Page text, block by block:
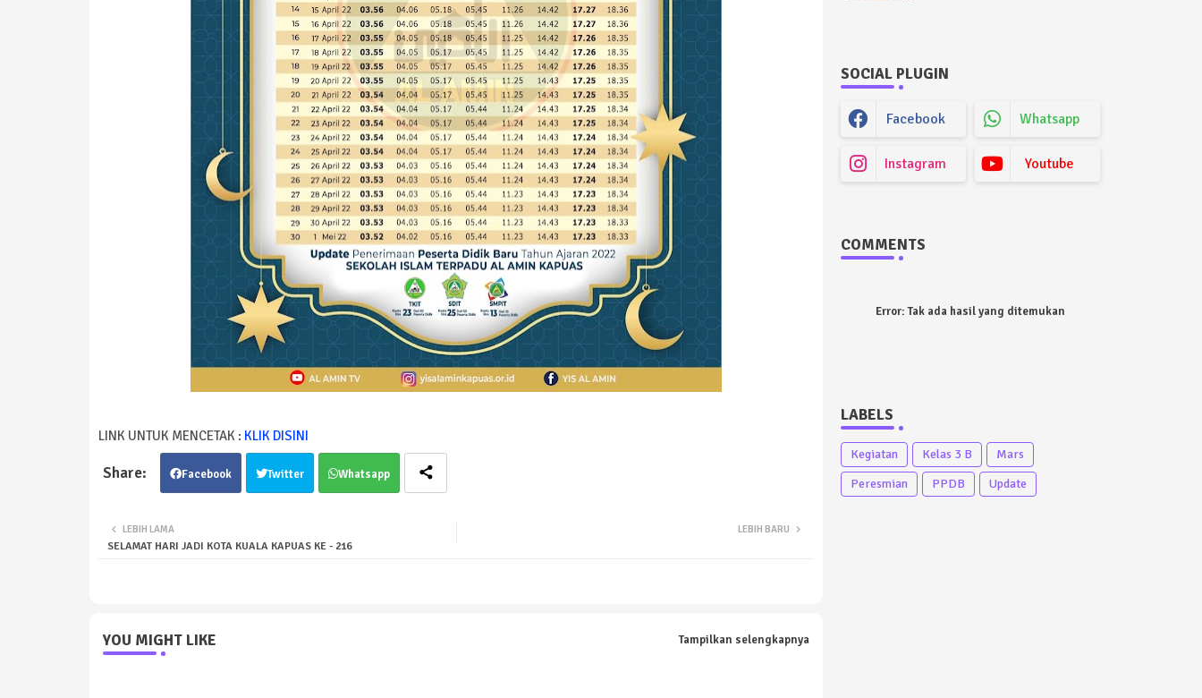
LINK UNTUK MENCETAK : KLIK DISINI
Facebook Twitter Whatsapp
LEBIH BARU
LEBIH LAMA
SELAMAT HARI JADI KOTA KUALA KAPUAS KE - 216
YOU MIGHT LIKE Tampilkan selengkapnya
SOCIAL PLUGIN
Facebook Whatsapp
Instagram Youtube
COMMENTS
Error:Tak ada hasil yang ditemukan
LABELS
Kegiatan Kelas 3 B
Mars
Peresmian
PPDB Update